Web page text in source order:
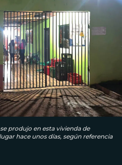
produjo en esta vivienda de
hace unos días, según referencia